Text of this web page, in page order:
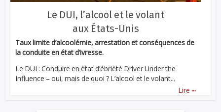
Le DUI, l’alcool et le volant
aux États-Unis
Taux limite d’alcoolémie, arrestation et conséquences de
la conduite en état d’ivresse.
Le DUI : Conduire en état d’ébriété Driver Under the
Influence – oui, mais de quoi ? L’alcool et le volant...
Lire ...